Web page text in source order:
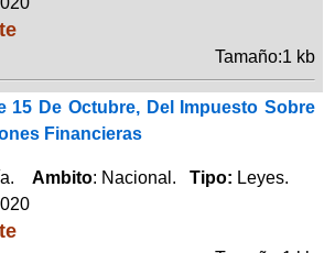
Tamaño:1 kb
15 De Octubre, Del Impuesto Sobre
Financieras
Ambito: Nacional. Tipo: Leyes.